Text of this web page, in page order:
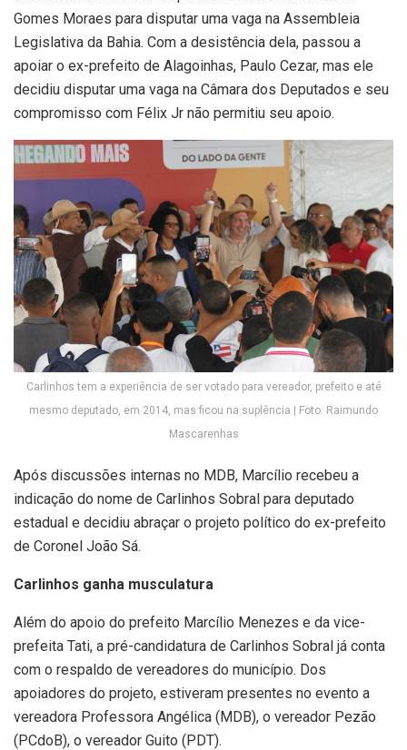
Gomes Moraes para disputar uma vaga na Assembleia
Legislativa da Bahia. Com a desistência dela, passou a
apoiar o ex-prefeito de Alagoinhas, Paulo Cezar, mas ele
decidiu disputar uma vaga na Câmara dos Deputados e seu
compromisso com Félix Jr não permitiu seu apoio.
Carlinhos tem a experiência de ser votado para vereador, prefeito e até
mesmo deputado, em 2014, mas ficou na suplência | Foto: Raimundo
Mascarenhas
Após discussões internas no MDB, Marcílio recebeu a
indicação do nome de Carlinhos Sobral para deputado
estadual e decidiu abraçar o projeto político do ex-prefeito
de Coronel João Sá.
Carlinhos ganha musculatura
Além do apoio do prefeito Marcílio Menezes e da vice-
prefeita Tati, a pré-candidatura de Carlinhos Sobral já conta
com o respaldo de vereadores do município. Dos
apoiadores do projeto, estiveram presentes no evento a
vereadora Professora Angélica (MDB), o vereador Pezão
(PCdoB), o vereador Guito (PDT).